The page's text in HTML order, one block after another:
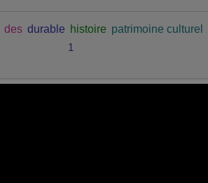
des durable histoire patrimoine culturel
1